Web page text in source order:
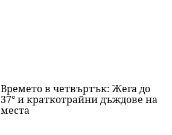
Времето в четвъртък: Жега до
37° и краткотрайни дъждове на
места